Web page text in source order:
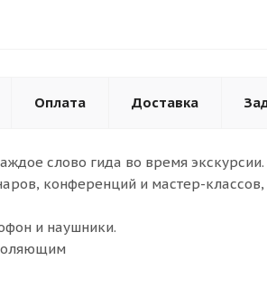
Оплата Доставка
слово гида во время
конференций и мастер-классов,
и наушники.